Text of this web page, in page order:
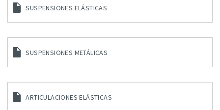
SUSPENSIONES ELÁSTICAS
SUSPENSIONES METÁLICAS
ARTICULACIONES ELÁSTICAS